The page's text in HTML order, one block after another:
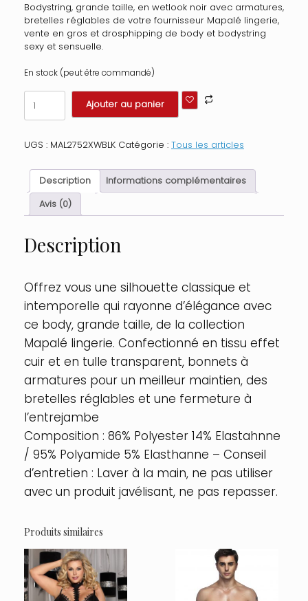
Bodystring, grande taille, en wetlook noir avec armatures,
bretelles réglables de votre fournisseur Mapalé lingerie,
vente en gros et drosphipping de body et bodystring
sexy et sensuelle.
En stock (peut être commandé)
quantité
de
Bodystring
grande
en
wetlook
avec
bretelles
réglables
1X/2X,
Couleur
Wetlook
noir
Ajouter au panier
UGS : MAL2752XWBLK Catégorie : Tous les articles
Description
Informations complémentaires
Avis (0)
Description
Offrez vous une silhouette classique et
intemporelle qui rayonne d’élégance avec
ce body, grande taille, de la collection
Mapalé lingerie. Confectionné en tissu effet
cuir et en tulle transparent, bonnets à
armatures pour un meilleur maintien, des
bretelles réglables et une fermeture à
l’entrejambe
Composition : 86% Polyester 14% Elastahnne
/ 95% Polyamide 5% Elasthanne – Conseil
d’entretien : Laver à la main, ne pas utiliser
avec un produit javélisant, ne pas repasser.
Produits similaires